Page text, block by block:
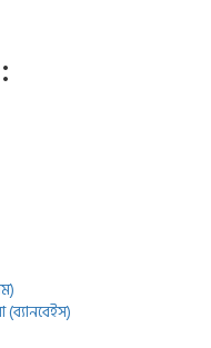
(ব্যানবেইস)